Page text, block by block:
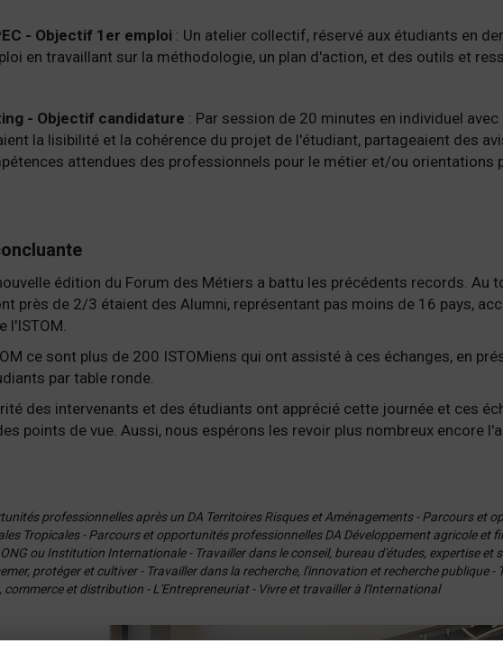
- Objectif 1er emploi: Un atelier collectif, réservé aux étudiants en
en travaillant sur la méthodologie, un plan d'action, et des outils et
- Objectif candidature : Par session de 20 minutes en individuel
la lisibilité et la cohérence du projet de l'étudiant, partageaient des
attendues des professionnels pour le métier et/ou orientations
édition du Forum des Métiers a battu les précédents records. Au
près de 2/3 étaient des Alumni, représentant pas moins de 16 pays,
l'ISTOM.
ce sont plus de 200 ISTOMiens qui ont assisté à ces échanges, en
par table ronde.
des intervenants et des étudiants ont apprécié cette journée et ces
points de vue. Aussi, nous espérons les revoir plus nombreux encore
professionnelles après un DA Territoires Risques et Aménagements - Parcours et
Tropicales - Parcours et opportunités professionnelles DA Développement agricole et
ou Institution Internationale - Travailler dans le conseil, bureau d'études, expertise et
protéger et cultiver - Travailler dans la recherche, l'innovation et recherche publique
et distribution - L'Entrepreneuriat - Vivre et travailler à l'International